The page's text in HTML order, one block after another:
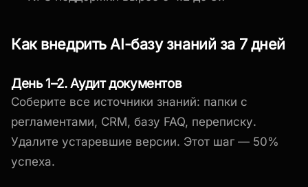
Как внедрить AI-базу знаний за 7 дней
День 1–2. Аудит документов
Соберите все источники знаний: папки с
регламентами, CRM, базу FAQ, переписку.
Удалите устаревшие версии. Этот шаг — 50%
успеха.